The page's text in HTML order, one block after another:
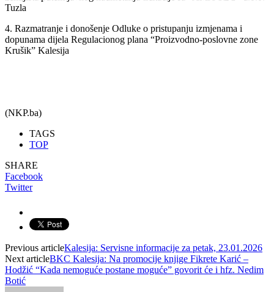
Tuzla
4. Razmatranje i donošenje Odluke o pristupanju izmjenama i
dopunama dijela Regulacionog plana “Proizvodno-poslovne zone
Krušik” Kalesija
(NKP.ba)
TAGS
TOP
SHARE
Facebook
Twitter
Previous articleKalesija: Servisne informacije za petak, 23.01.2026
Next articleBKC Kalesija: Na promocije knjige Fikrete Karić –
Hodžić “Kada nemoguće postane moguće” govorit će i hfz. Nedim
Botić